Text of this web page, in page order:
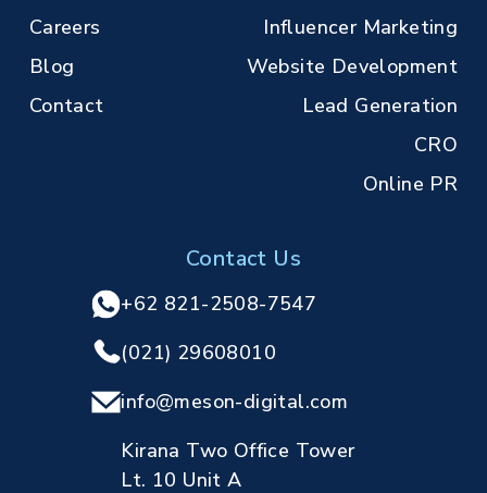
Careers
Blog
Contact
Influencer Marketing
Website Development
Lead Generation
CRO
Online PR
Contact Us
+62 821-2508-7547
(021) 29608010
info@meson-digital.com
Kirana Two Office Tower
Lt. 10 Unit A